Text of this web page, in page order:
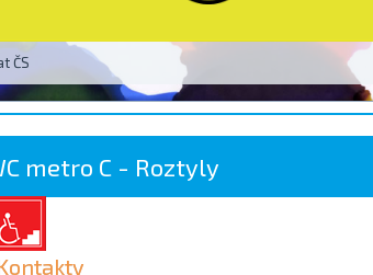
ČS
metro C - Roztyly